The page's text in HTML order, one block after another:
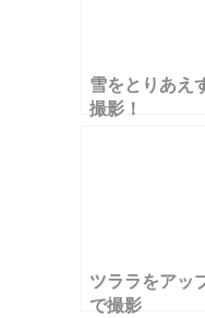
雪をとりあえ
撮影！
ツララをアッ
で撮影